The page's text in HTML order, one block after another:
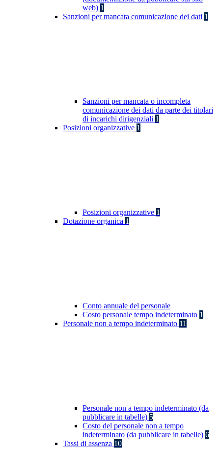
web) 1
Sanzioni per mancata comunicazione dei dati 1
Sanzioni per mancata o incompleta
comunicazione dei dati da parte dei titolari
di incarichi dirigenziali 1
Posizioni organizzative 1
Posizioni organizzative 1
Dotazione organica 1
Conto annuale del personale
Costo personale tempo indeterminato 1
Personale non a tempo indeterminato 11
Personale non a tempo indeterminato (da
pubblicare in tabelle) 5
Costo del personale non a tempo
indeterminato (da pubblicare in tabelle) 6
Tassi di assenza 10